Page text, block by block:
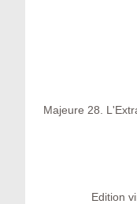
Majeure 28.
Edition